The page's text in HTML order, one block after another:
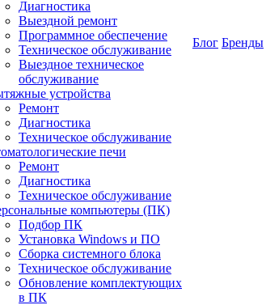
Диагностика
Выездной ремонт
Программное обеспечение
Техническое обслуживание
Выездное техническое
обслуживание
устройства
Ремонт
Диагностика
Техническое обслуживание
печи
Ремонт
Диагностика
Техническое обслуживание
компьютеры (ПК)
Подбор ПК
Установка Windows и ПО
Сборка системного блока
Техническое обслуживание
Обновление комплектующих
в ПК
Блог Бренды